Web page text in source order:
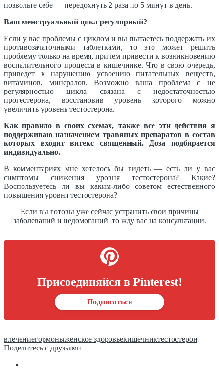
позвольте себе — передохнуть 2 раза по 5 минут в день.
Ваш менструальный цикл регулярный?
Если у вас проблемы с циклом и вы пытаетесь поддержать их
противозачаточными таблетками, то это может решить
проблему только на время, причем привести к возникновению
воспалительного процесса в кишечнике. Что в свою очередь,
приведет к нарушению усвоению питательных веществ,
витаминов, минералов. Возможно ваша проблема с не
регулярностью цикла связана с недостаточностью
прогестерона, восстановив уровень которого можно
увеличить уровень тестостерона.
Как правило в своих схемах, также все эти действия я
поддерживаю назначением травяных препаратов в состав
которых входит витекс священный. Доза подбирается
индивидуально.
В комментариях мне хотелось бы видеть — есть ли у вас
симптомы снижения уровня тестостерона? Какие?
Воспользуетесь ли вы каким-либо советом естественного
повышения уровня тестостерона?
Если вы готовы уже сейчас устранить свои причины
заболеваний и недомоганий, то жду вас на консультации.
Присоединяйся в Pinterest!
Подписаться
влечениегормоныженское здоровьекишечниктестостерон
Поделитесь с друзьями